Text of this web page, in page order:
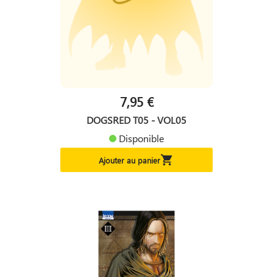
7,95 €
DOGSRED T05 - VOL05
Disponible
Ajouter au panier